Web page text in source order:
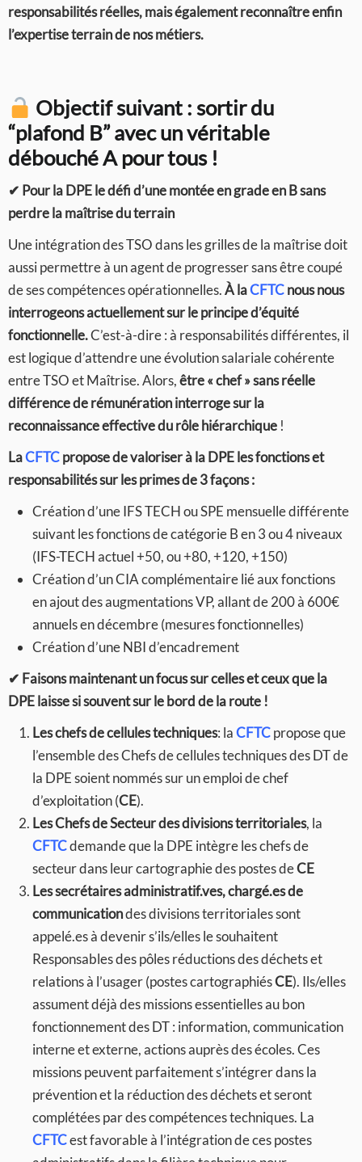
responsabilités réelles, mais également reconnaître enfin
l’expertise terrain de nos métiers.
Objectif suivant : sortir du
“plafond B” avec un véritable
débouché A pour tous !
✔ Pour la DPE le défi d’une montée en grade en B sans
perdre la maîtrise du terrain
Une intégration des TSO dans les grilles de la maîtrise doit
aussi permettre à un agent de progresser sans être coupé
de ses compétences opérationnelles.À laCFTCnous nous
interrogeons actuellement sur le principe d’équité
fonctionnelle.C’est-à-dire : à responsabilités différentes, il
est logique d’attendre une évolution salariale cohérente
entre TSO et Maîtrise. Alors,être « chef » sans réelle
différence de rémunération interroge sur la
reconnaissance effective du rôle hiérarchique !
LaCFTCpropose de valoriser à la DPE les fonctions et
responsabilités sur les primes de 3 façons :
Création d’une IFS TECH ou SPE mensuelle différente
suivant les fonctions de catégorie B en 3 ou 4 niveaux
(IFS-TECH actuel +50, ou +80, +120, +150)
Création d’un CIA complémentaire lié aux fonctions
en ajout des augmentations VP, allant de 200 à 600€
annuels en décembre (mesures fonctionnelles)
Création d’une NBI d’encadrement
✔ Faisons maintenant un focus sur celles et ceux que la
DPE laisse si souvent sur le bord de la route !
Les chefs de cellules techniques: laCFTCpropose que
l’ensemble des Chefs de cellules techniques des DT de
la DPE soient nommés sur un emploi de chef
d’exploitation (CE).
Les Chefs de Secteur des divisions territoriales, la
CFTCdemande que la DPE intègre les chefs de
secteur dans leur cartographie des postes deCE
Les secrétaires administratif.ves, chargé.es de
communicationdes divisions territoriales sont
appelé.es à devenir s’ils/elles le souhaitent
Responsables des pôles réductions des déchets et
relations à l’usager (postes cartographiésCE). Ils/elles
assument déjà des missions essentielles au bon
fonctionnement des DT : information, communication
interne et externe, actions auprès des écoles. Ces
missions peuvent parfaitement s’intégrer dans la
prévention et la réduction des déchets et seront
complétées par des compétences techniques. La
CFTCest favorable à l’intégration de ces postes